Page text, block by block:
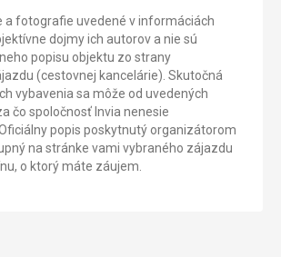
a fotografie uvedené v informáciách
dojmy ich autorov a nie sú
popisu objektu zo strany
(cestovnej kancelárie). Skutočná
vybavenia sa môže od uvedených
čo spoločnosť Invia nenesie
popis poskytnutý organizátorom
na stránke vami vybraného zájazdu
o ktorý máte záujem.